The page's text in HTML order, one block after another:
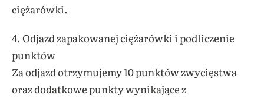
ciężarówki.
4. Odjazd zapakowanej ciężarówki i podliczenie
punktów
Za odjazd otrzymujemy 10 punktów zwycięstwa
oraz dodatkowe punkty wynikające z